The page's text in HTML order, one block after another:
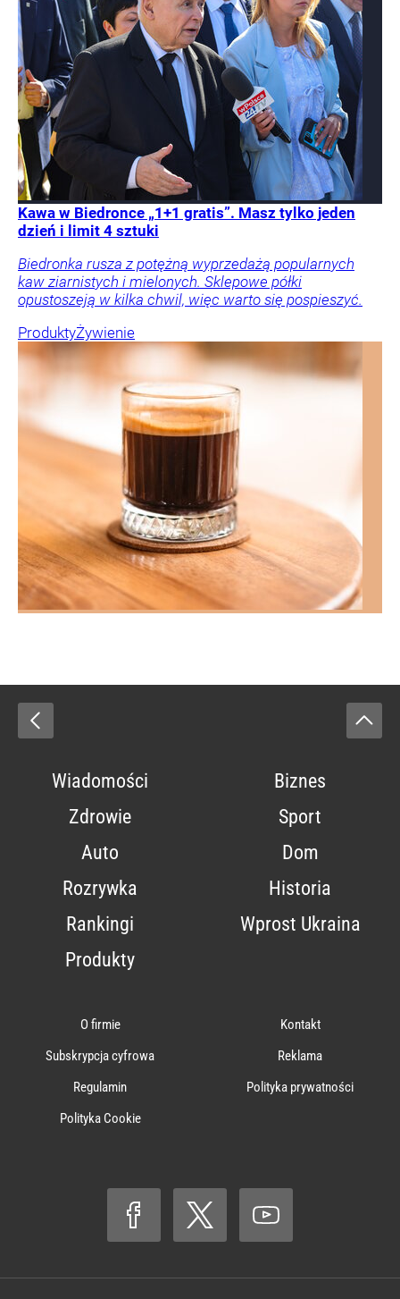
Kawa w Biedronce „1+1 gratis”. Masz tylko jeden
dzień i limit 4 sztuki
Biedronka rusza z potężną wyprzedażą popularnych
kaw ziarnistych i mielonych. Sklepowe półki
opustoszeją w kilka chwil, więc warto się pospieszyć.
ProduktyŻywienie
Wiadomości
Biznes
Zdrowie
Sport
Auto
Dom
Rozrywka
Historia
Rankingi
Wprost Ukraina
Produkty
O firmie
Kontakt
Subskrypcja cyfrowa
Reklama
Regulamin
Polityka prywatności
Polityka Cookie